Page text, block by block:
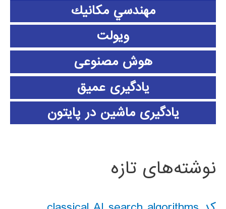
مهندسي مكانيك
ویولت
هوش مصنوعی
یادگیری عمیق
یادگیری ماشین در پایتون
نوشته‌های تازه